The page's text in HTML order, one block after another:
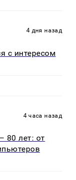
4 дня назад
с интересом
4 часа назад
80 лет: от